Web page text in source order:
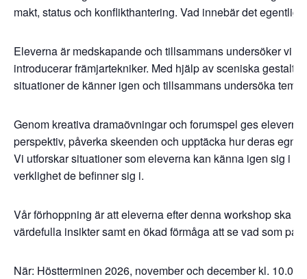
makt, status och konflikthantering. Vad innebär det
Eleverna är medskapande och tillsammans undersöker vi
introducerar främjartekniker. Med hjälp av sceniska
situationer de känner igen och tillsammans undersöka
Genom kreativa dramaövningar och forumspel ges
perspektiv, påverka skeenden och upptäcka hur deras
Vi utforskar situationer som eleverna kan känna igen sig i
verklighet de befinner sig i.
Vår förhoppning är att eleverna efter denna workshop ska
värdefulla insikter samt en ökad förmåga att se vad som
När: Höstterminen 2026, november och december kl.